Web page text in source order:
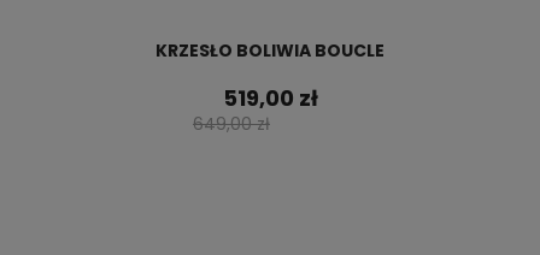
KRZESŁO BOLIWIA BOUCLE
519,00 zł
649,00 zł